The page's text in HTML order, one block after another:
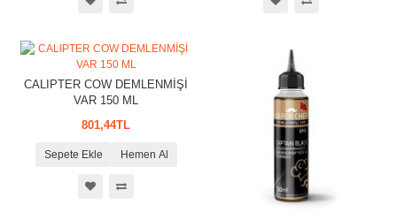
CALIPTER COW DEMLENMİŞİ
VAR 150 ML
801,44TL
Sepete Ekle Hemen Al